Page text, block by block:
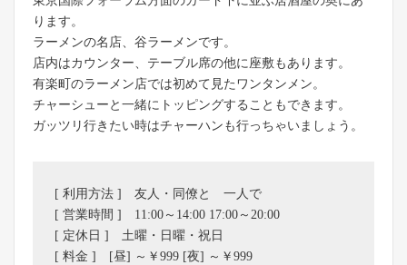
ります。
ラーメンの名店、谷ラーメンです。
店内はカウンター、テーブル席の他に座敷もあります。
有楽町のラーメン店では初めて見たワンタンメン。
チャーシューと一緒にトッピングすることもできます。
ガッツリ行きたい時はチャーハンも行っちゃいましょう。
[ 利用方法 ] 友人・同僚と 一人で
[ 営業時間 ] 11:00～14:00 17:00～20:00
[ 定休日 ] 土曜・日曜・祝日
[ 料金 ] [昼] ～￥999 [夜] ～￥999